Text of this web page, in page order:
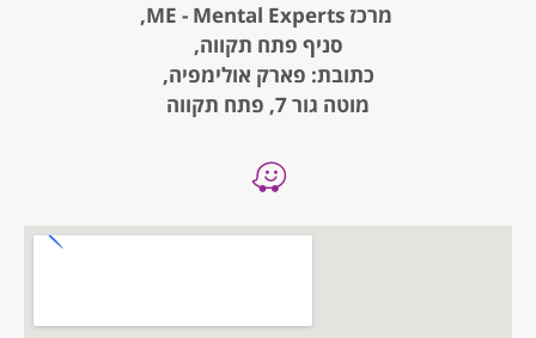
מרכז ME - Mental Experts,
סניף פתח תקווה,
כתובת: פארק אולימפיה,
מוטה גור 7, פתח תקווה